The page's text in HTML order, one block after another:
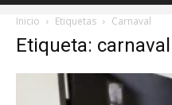
Inicio Etiquetas Carnaval
Etiqueta: carnaval